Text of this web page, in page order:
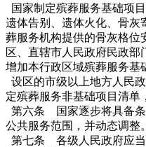
国家制定殡葬服务基础项
遗体告别、遗体火化、骨灰
葬服务机构提供的骨灰格位
区、直辖市人民政府民政部
增加本行政区域殡葬服务基
设区的市级以上地方人民
定殡葬服务非基础项目清单
第六条 国家逐步将具备
公共服务范围，并动态调整。
第七条 各级人民政府应